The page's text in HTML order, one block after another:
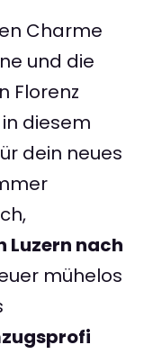
Charme
und die
Florenz
diesem
dein neues
Luzern nach
mühelos